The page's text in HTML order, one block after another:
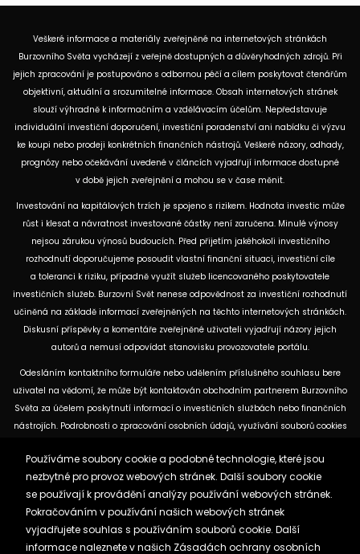
Veškeré informace a materiály zveřejněné na internetových stránkách
Burzovního Světa vycházejí z veřejně dostupných a důvěryhodných zdrojů. Při
jejich zpracování je postupováno s odbornou péčí a cílem poskytovat čtenářům
objektivní, aktuální a srozumitelné informace. Obsah internetových stránek
slouží výhradně k informačním a vzdělávacím účelům. Nepředstavuje
individuální investiční doporučení, investiční poradenství ani nabídku či výzvu
ke koupi nebo prodeji konkrétních finančních nástrojů. Veškeré názory, odhady,
prognózy nebo očekávání uvedené v článcích vyjadřují informace dostupné
v době jejich zveřejnění a mohou se v čase měnit.
Investování na kapitálových trzích je spojeno s rizikem. Hodnota investic může
růst i klesat a návratnost investované částky není zaručena. Minulé výnosy
nejsou zárukou výnosů budoucích. Před přijetím jakéhokoli investičního
rozhodnutí doporučujeme posoudit vlastní finanční situaci, investiční cíle
a toleranci k riziku, případně využít služeb licencovaného poskytovatele
investičních služeb. Burzovní Svět nenese odpovědnost za investiční rozhodnutí
učiněná na základě informací zveřejněných na těchto internetových stránkách.
Diskusní příspěvky a komentáře zveřejněné uživateli vyjadřují názory jejich
autorů a nemusí odpovídat stanovisku provozovatele portálu.
Odesláním kontaktního formuláře nebo udělením příslušného souhlasu bere
uživatel na vědomí, že může být kontaktován obchodním partnerem Burzovního
Světa za účelem poskytnutí informací o investičních službách nebo finančních
nástrojích. Podrobnosti o zpracování osobních údajů, využívání souborů cookies
dostupných na těchto internetových stránkách. U jednotlivých článků mohou
být uvedeny informace o použitých zdrojích, datu původní analýzy nebo datu,
ke kterému se vztahují uvedené tržní údaje.
Zásady ochrany osobních údajů a cookies
Používáme soubory cookie a podobné technologie, které jsou
nezbytné pro provoz webových stránek. Další soubory cookie
se používají k provádění analýzy používání webových stránek.
Pokračováním v používání našich webových stránek
vyjadřujete souhlas s používáním souborů cookie. Další
informace naleznete v našich Zásadách ochrany osobních